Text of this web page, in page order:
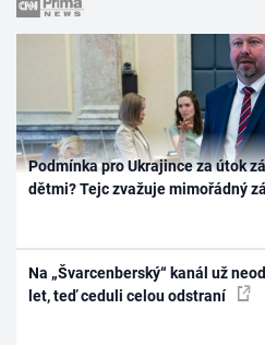
Podmínka pro Ukrajince za útok
dětmi? Tejc zvažuje mimořádný
Na „Švarcenberský“ kanál už
let, teď ceduli celou odstraní